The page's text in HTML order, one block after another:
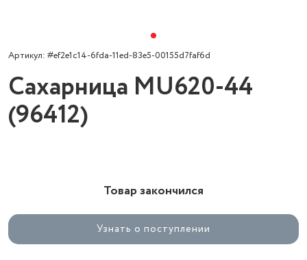
Артикул: #ef2e1c14-6fda-11ed-83e5-00155d7faf6d
Сахарница MU620-44
(96412)
Товар закончился
Узнать о поступлении